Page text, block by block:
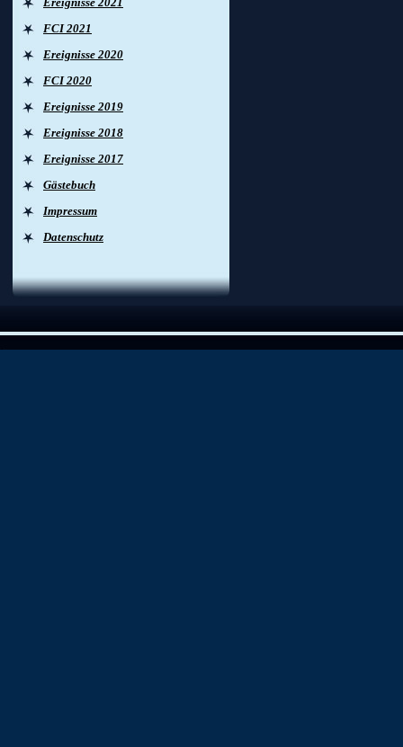
FCI 2021
Ereignisse 2020
FCI 2020
Ereignisse 2019
Ereignisse 2018
Ereignisse 2017
Gästebuch
Impressum
Datenschutz